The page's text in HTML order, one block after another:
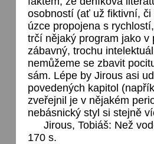
osobností (ať už fiktivní,
úzce propojena s
trčí nějaký program jako v
zábavný, trochu
nemůžeme se zbavit
sám. Lépe by Jirous asi
povedených kapitol
zveřejnil je v nějakém
nebásnický styl si stejně
Jirous, Tobiáš: Než
170 s.